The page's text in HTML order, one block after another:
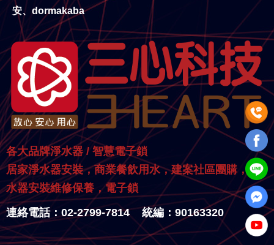
安、dormakaba
各大品牌淨水器 / 智慧電子鎖
居家淨水器安裝，商業餐飲用水，建案社區團購，淨
水器安裝維修保養，電子鎖
連絡電話：02-2799-7814 統編：90163320